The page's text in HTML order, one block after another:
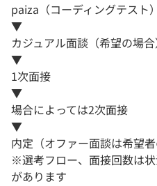
paiza（コーディングテスト）
▼
カジュアル面談（希望の場合
▼
1次面接
▼
場合によっては2次面接
▼
内定（オファー面談は希望者
※選考フロー、面接回数は
があります